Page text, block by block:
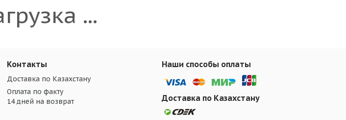
...
Контакты
Доставка по Казахстану
Оплата по факту
14 дней на возврат
Наши способы оплаты
Доставка по Казахстану